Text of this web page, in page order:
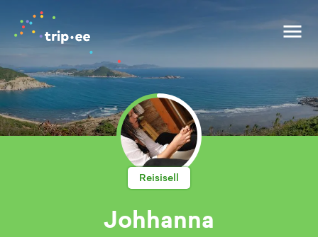
Reisisell
Johhanna